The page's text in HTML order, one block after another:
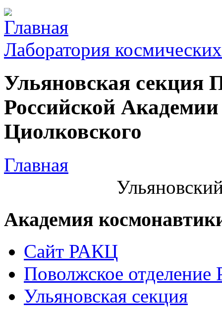
Лаборатория
Ульяновская секция
Российской
Циолковского
Главная
Академия
Сайт РАКЦ
Поволжское
Ульяновская секция